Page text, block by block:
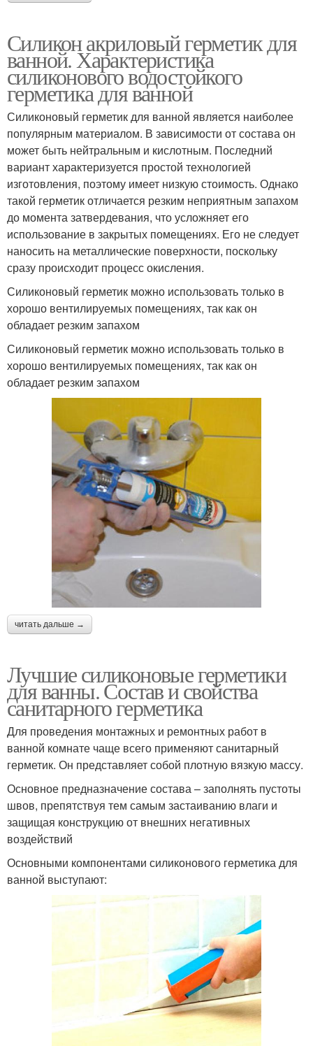
Силикон акриловый герметик для
ванной. Характеристика
силиконового водостойкого
герметика для ванной
Силиконовый герметик для ванной является наиболее
популярным материалом. В зависимости от состава он
может быть нейтральным и кислотным. Последний
вариант характеризуется простой технологией
изготовления, поэтому имеет низкую стоимость. Однако
такой герметик отличается резким неприятным запахом
до момента затвердевания, что усложняет его
использование в закрытых помещениях. Его не следует
наносить на металлические поверхности, поскольку
сразу происходит процесс окисления.
Силиконовый герметик можно использовать только в
хорошо вентилируемых помещениях, так как он
обладает резким запахом
Силиконовый герметик можно использовать только в
хорошо вентилируемых помещениях, так как он
обладает резким запахом
читать дальше →
Лучшие силиконовые герметики
для ванны. Состав и свойства
санитарного герметика
Для проведения монтажных и ремонтных работ в
ванной комнате чаще всего применяют санитарный
герметик. Он представляет собой плотную вязкую массу.
Основное предназначение состава – заполнять пустоты
швов, препятствуя тем самым застаиванию влаги и
защищая конструкцию от внешних негативных
воздействий
Основными компонентами силиконового герметика для
ванной выступают: